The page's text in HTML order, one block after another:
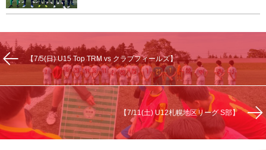
【7/5(日) U15 Top TRM vs クラブフィールズ】
【7/11(土) U12札幌地区リーグ S部】